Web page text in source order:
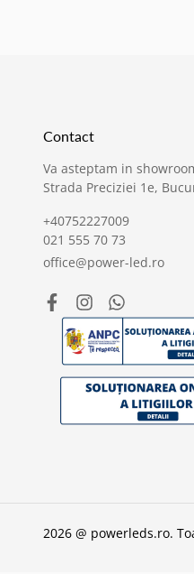
Contact
Va asteptam in
Strada Preciziei 1e,
+40752227009
021 555 70 73
office@power-led.ro
2026 @ powerleds.ro.